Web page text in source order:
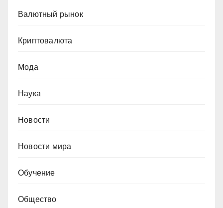
Валютный рынок
Криптовалюта
Мода
Наука
Новости
Новости мира
Обучение
Общество